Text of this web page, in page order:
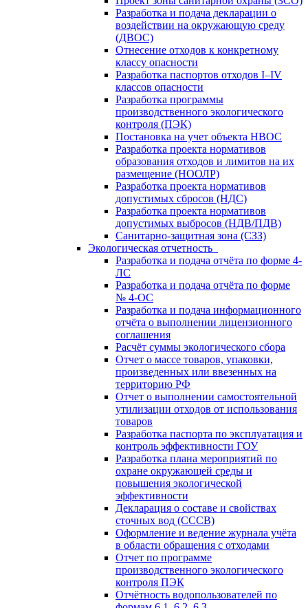
Разработка и подача декларации о
воздействии на окружающую среду
(ДВОС)
Отнесение отходов к конкретному
классу опасности
Разработка паспортов отходов I–IV
классов опасности
Разработка программы
производственного экологического
контроля (ПЭК)
Постановка на учет объекта НВОС
Разработка проекта нормативов
образования отходов и лимитов на их
размещение (НООЛР)
Разработка проекта нормативов
допустимых сбросов (НДС)
Разработка проекта нормативов
допустимых выбросов (НДВ/ПДВ)
Санитарно-защитная зона (СЗЗ)
Экологическая отчетность
Разработка и подача отчёта по форме 4-
ЛС
Разработка и подача отчёта по форме
№ 4-ОС
Разработка и подача информационного
отчёта о выполнении лицензионного
соглашения
Расчёт суммы экологического сбора
Отчет о массе товаров, упаковки,
произведенных или ввезенных на
территорию РФ
Отчет о выполнении самостоятельной
утилизации отходов от использования
товаров
Разработка паспорта по эксплуатация и
контроль эффективности ГОУ
Разработка плана мероприятий по
охране окружающей среды и
повышения экологической
эффективности
Декларация о составе и свойствах
сточных вод (СССВ)
Оформление и ведение журнала учёта
в области обращения с отходами
Отчет по программе
производственного экологического
контроля ПЭК
Отчётность водопользователей по